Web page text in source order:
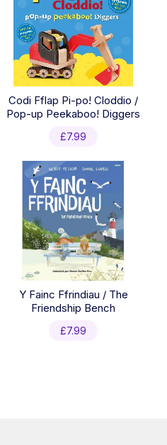
Codi Fflap Pi-po! Cloddio /
Pop-up Peekaboo! Diggers
£7.99
Y Fainc Ffrindiau / The
Friendship Bench
£7.99